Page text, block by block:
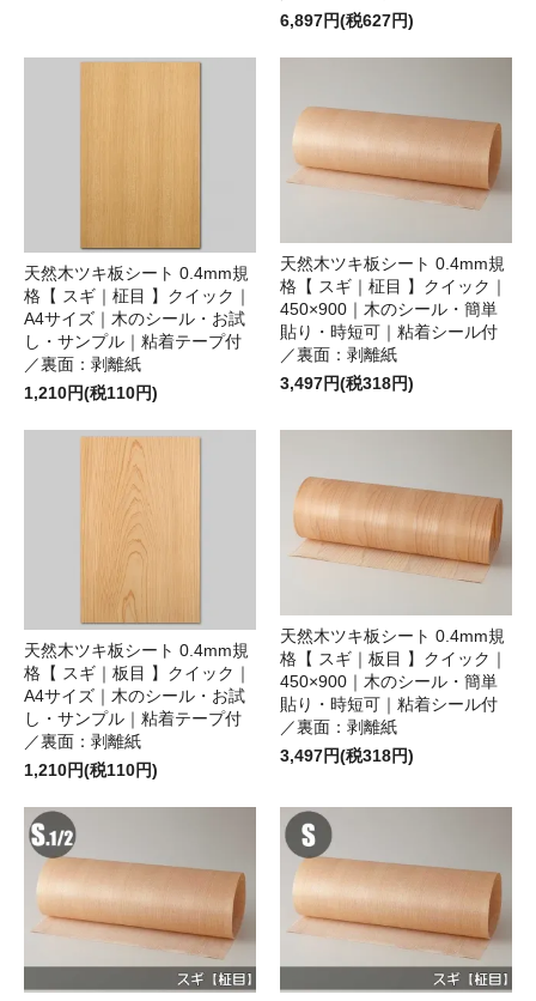
6,897円(税627円)
天然木ツキ板シート 0.4mm規
格【 スギ｜柾目 】クイック｜
A4サイズ｜木のシール・お試
し・サンプル｜粘着テープ付
／裏面：剥離紙
1,210円(税110円)
天然木ツキ板シート 0.4mm規
格【 スギ｜柾目 】クイック｜
450×900｜木のシール・簡単
貼り・時短可｜粘着シール付
／裏面：剥離紙
3,497円(税318円)
天然木ツキ板シート 0.4mm規
格【 スギ｜板目 】クイック｜
A4サイズ｜木のシール・お試
し・サンプル｜粘着テープ付
／裏面：剥離紙
1,210円(税110円)
天然木ツキ板シート 0.4mm規
格【 スギ｜板目 】クイック｜
450×900｜木のシール・簡単
貼り・時短可｜粘着シール付
／裏面：剥離紙
3,497円(税318円)